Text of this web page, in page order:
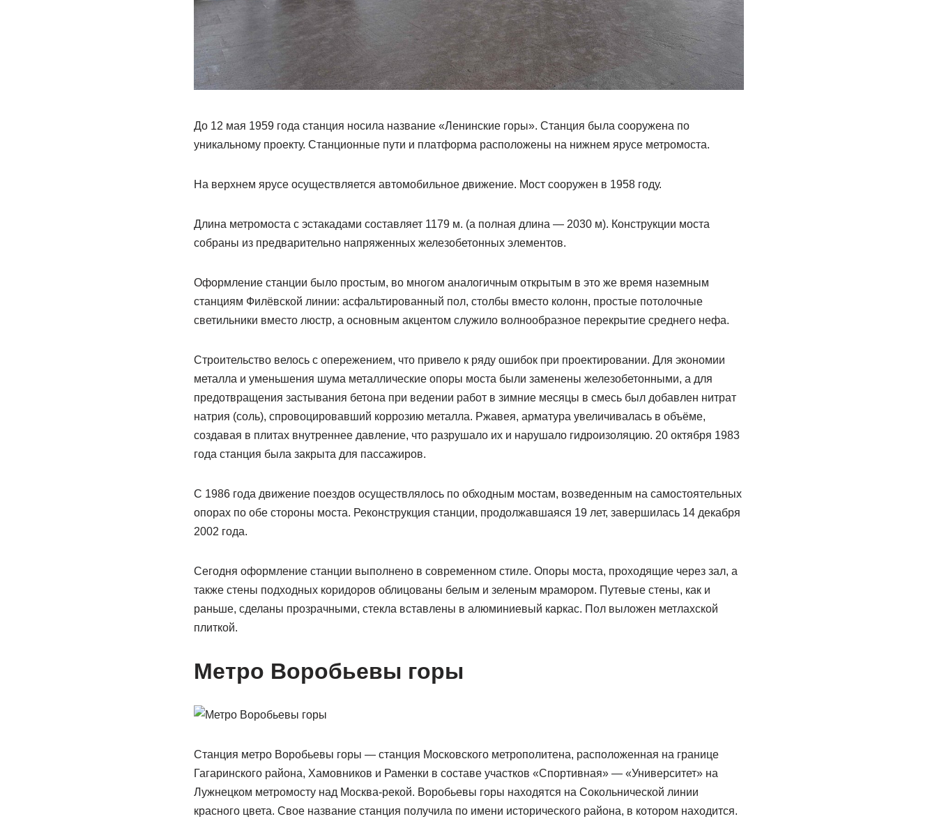
До 12 мая 1959 года станция носила название «Ленинские горы». Станция была сооружена по
уникальному проекту. Станционные пути и платформа расположены на нижнем ярусе метромоста.
На верхнем ярусе осуществляется автомобильное движение. Мост сооружен в 1958 году.
Длина метромоста с эстакадами составляет 1179 м. (а полная длина — 2030 м). Конструкции моста
собраны из предварительно напряженных железобетонных элементов.
Оформление станции было простым, во многом аналогичным открытым в это же время наземным
станциям Филёвской линии: асфальтированный пол, столбы вместо колонн, простые потолочные
светильники вместо люстр, а основным акцентом служило волнообразное перекрытие среднего нефа.
Строительство велось с опережением, что привело к ряду ошибок при проектировании. Для экономии
металла и уменьшения шума металлические опоры моста были заменены железобетонными, а для
предотвращения застывания бетона при ведении работ в зимние месяцы в смесь был добавлен нитрат
натрия (соль), спровоцировавший коррозию металла. Ржавея, арматура увеличивалась в объёме,
создавая в плитах внутреннее давление, что разрушало их и нарушало гидроизоляцию. 20 октября 1983
года станция была закрыта для пассажиров.
С 1986 года движение поездов осуществлялось по обходным мостам, возведенным на самостоятельных
опорах по обе стороны моста. Реконструкция станции, продолжавшаяся 19 лет, завершилась 14 декабря
2002 года.
Сегодня оформление станции выполнено в современном стиле. Опоры моста, проходящие через зал, а
также стены подходных коридоров облицованы белым и зеленым мрамором. Путевые стены, как и
раньше, сделаны прозрачными, стекла вставлены в алюминиевый каркас. Пол выложен метлахской
плиткой.
Метро Воробьевы горы
Станция метро Воробьевы горы — станция Московского метрополитена, расположенная на границе
Гагаринского района, Хамовников и Раменки в составе участков «Спортивная» — «Университет» на
Лужнецком метромосту над Москва-рекой. Воробьевы горы находятся на Сокольнической линии
красного цвета. Свое название станция получила по имени исторического района, в котором находится.